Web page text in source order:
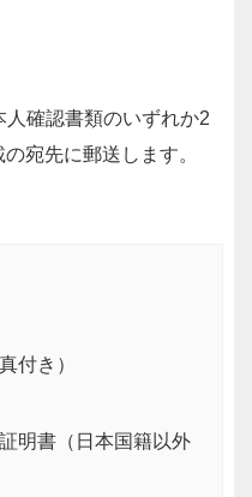
確認書類のいずれか2
宛先に郵送します。
付き）
明書（日本国籍以外